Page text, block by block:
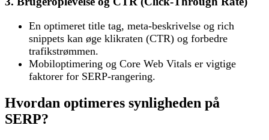
En optimeret title tag, meta-beskrivelse og rich
snippets kan øge klikraten (CTR) og forbedre
trafikstrømmen.
Mobiloptimering og Core Web Vitals er vigtige
faktorer for SERP-rangering.
Hvordan optimeres synligheden på
SERP?